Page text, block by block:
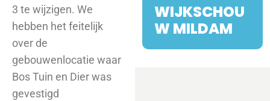
3 te wijzigen. We
hebben het feitelijk
over de
gebouwenlocatie waar
Bos Tuin en Dier was
gevestigd
WIJKSCHOU
W MILDAM